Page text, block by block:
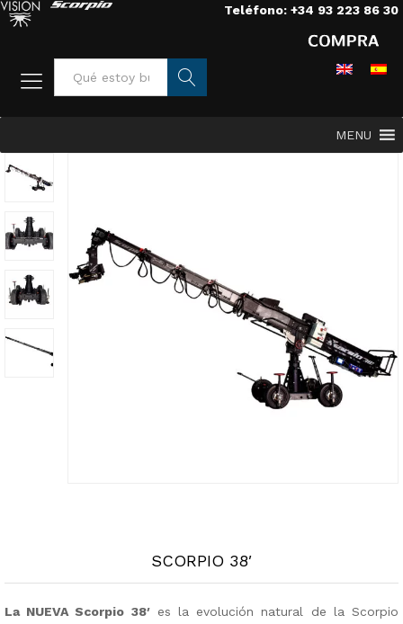
Teléfono: +34 93 223 86 30
r
SCORPIO 38′
La NUEVA Scorpio 38′es la evolución natural de la Scorpio
MENU